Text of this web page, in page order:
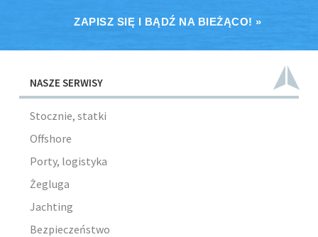
ZAPISZ SIĘ I BĄDŹ NA BIEŻĄCO! »
NASZE SERWISY
Stocznie, statki
Offshore
Porty, logistyka
Żegluga
Jachting
Bezpieczeństwo